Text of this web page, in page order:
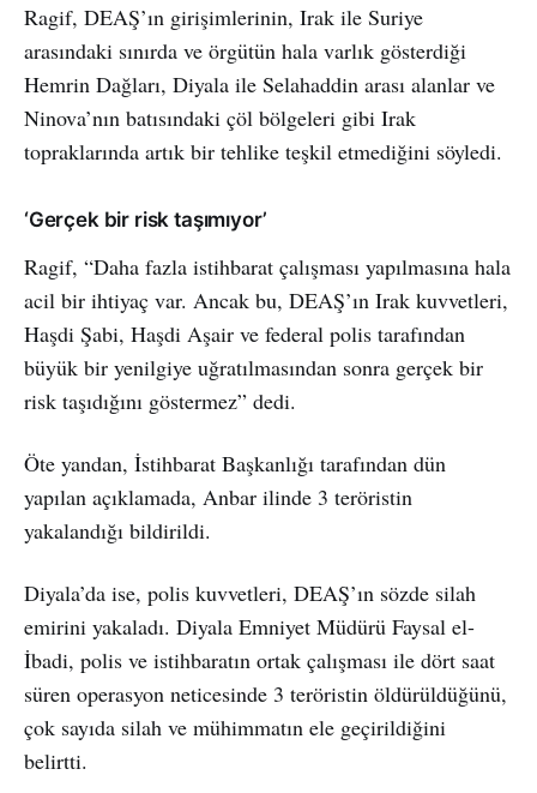
Ragif, DEAŞ’ın girişimlerinin, Irak ile Suriye
arasındaki sınırda ve örgütün hala varlık gösterdiği
Hemrin Dağları, Diyala ile Selahaddin arası alanlar ve
Ninova’nın batısındaki çöl bölgeleri gibi Irak
topraklarında artık bir tehlike teşkil etmediğini söyledi.
‘Gerçek bir risk taşımıyor’
Ragif, “Daha fazla istihbarat çalışması yapılmasına hala
acil bir ihtiyaç var. Ancak bu, DEAŞ’ın Irak kuvvetleri,
Haşdi Şabi, Haşdi Aşair ve federal polis tarafından
büyük bir yenilgiye uğratılmasından sonra gerçek bir
risk taşıdığını göstermez” dedi.
Öte yandan, İstihbarat Başkanlığı tarafından dün
yapılan açıklamada, Anbar ilinde 3 teröristin
yakalandığı bildirildi.
Diyala’da ise, polis kuvvetleri, DEAŞ’ın sözde silah
emirini yakaladı. Diyala Emniyet Müdürü Faysal el-
İbadi, polis ve istihbaratın ortak çalışması ile dört saat
süren operasyon neticesinde 3 teröristin öldürüldüğünü,
çok sayıda silah ve mühimmatın ele geçirildiğini
belirtti.